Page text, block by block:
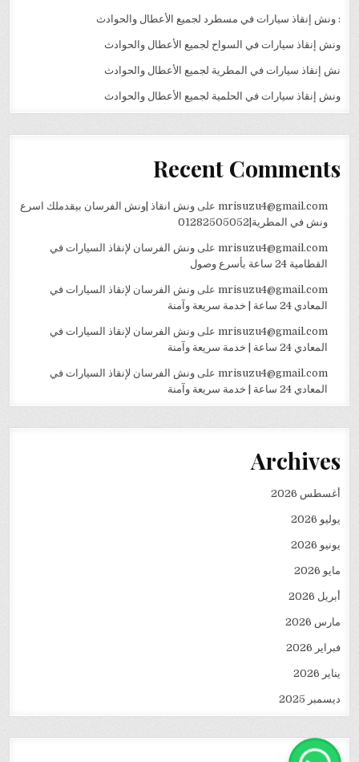
: ونش إنقاذ سيارات في مسطرد لجميع الأعطال والحوادث
ونش إنقاذ سيارات في السواح لجميع الأعطال والحوادث
نش إنقاذ سيارات في المطرية لجميع الأعطال والحوادث
ونش إنقاذ سيارات في الحلمية لجميع الأعطال والحوادث
Recent Comments
mrisuzu4@gmail.comعلى ونش انقاذ |ونش الفرسان بيقدملك اسرع
ونش في المطرية|01282505052
mrisuzu4@gmail.comعلى ونش الفرسان لإنقاذ السيارات في
القطامية 24 ساعة بأسرع وصول
mrisuzu4@gmail.comعلى ونش الفرسان لإنقاذ السيارات في
المعادي 24 ساعة | خدمة سريعة وآمنة
mrisuzu4@gmail.comعلى ونش الفرسان لإنقاذ السيارات في
المعادي 24 ساعة | خدمة سريعة وآمنة
mrisuzu4@gmail.comعلى ونش الفرسان لإنقاذ السيارات في
المعادي 24 ساعة | خدمة سريعة وآمنة
Archives
أغسطس 2026
يوليو 2026
يونيو 2026
مايو 2026
أبريل 2026
مارس 2026
فبراير 2026
يناير 2026
ديسمبر 2025